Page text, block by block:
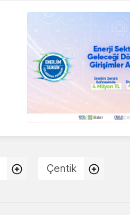
Çentik